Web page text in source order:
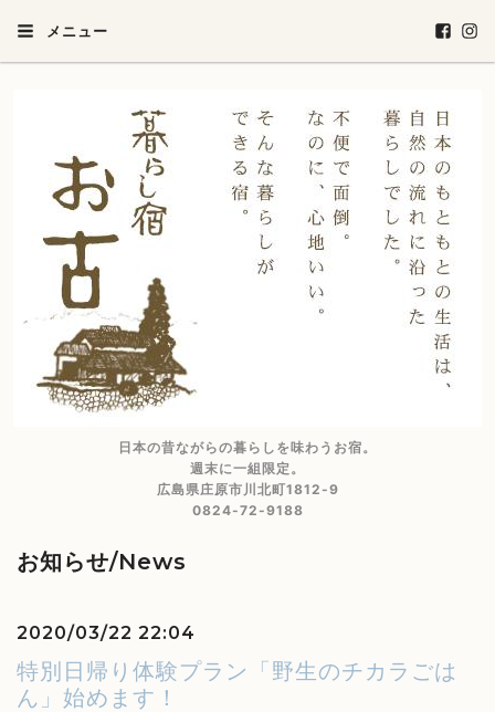
メニュー
日本の昔ながらの暮らしを味わうお宿。
週末に一組限定。
広島県庄原市川北町1812-9
0824-72-9188
お知らせ/News
2020/03/22 22:04
特別日帰り体験プラン「野生のチカラごは
ん」始めます！